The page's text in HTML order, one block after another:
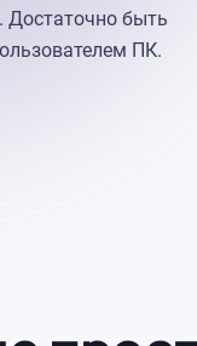
Достаточно быть
ПК.